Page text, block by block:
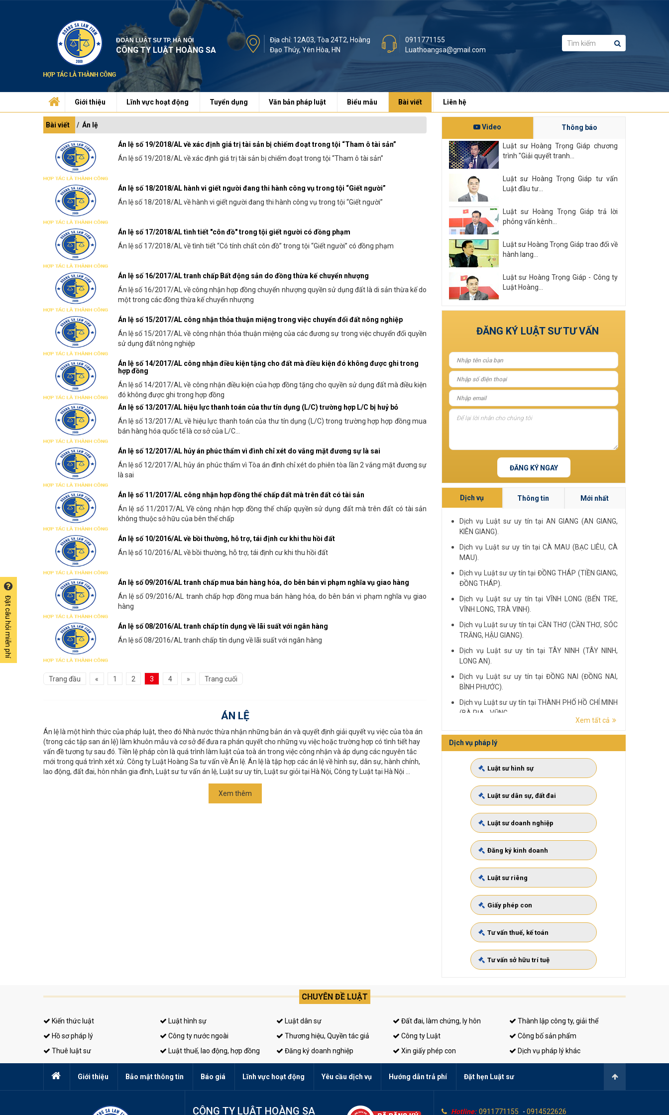
ĐOÀN LUẬT SƯ TP. HÀ NỘI
CÔNG TY LUẬT HOÀNG SA
Địa chỉ: 12A03, Tòa 24T2, Hoàng
Đạo Thúy, Yên Hòa, HN
0911771155
Luathoangsa@gmail.com
Giới thiệu Lĩnh vực hoạt động Tuyển dụng Văn bản pháp luật Biểu mẫu Bài viết Liên hệ
Bài viết Án lệ
Án lệ số 19/2018/AL về xác định giá trị tài sản bị chiếm đoạt trong tội “Tham ô tài sản”
Án lệ số 19/2018/AL về xác định giá trị tài sản bị chiếm đoạt trong tội “Tham ô tài sản”
Án lệ số 18/2018/AL hành vi giết người đang thi hành công vụ trong tội “Giết người”
Án lệ số 18/2018/AL về hành vi giết người đang thi hành công vụ trong tội “Giết người”
Án lệ số 17/2018/AL tình tiết "côn đồ" trong tội giết người có đồng phạm
Án lệ số 17/2018/AL về tình tiết “Có tính chất côn đồ” trong tội “Giết người” có đồng phạm
Án lệ số 16/2017/AL tranh chấp Bất động sản do đồng thừa kế chuyển nhượng
Án lệ số 16/2017/AL về công nhận hợp đồng chuyển nhượng quyền sử dụng đất là di sản thừa kế do
một trong các đồng thừa kế chuyển nhượng
Án lệ số 15/2017/AL công nhận thỏa thuận miệng trong việc chuyển đổi đất nông nghiệp
Án lệ số 15/2017/AL về công nhận thỏa thuận miệng của các đương sự trong việc chuyển đổi quyền
sử dụng đất nông nghiệp
Án lệ số 14/2017/AL công nhận điều kiện tặng cho đất mà điều kiện đó không được ghi trong
hợp đồng
Án lệ số 14/2017/AL về công nhận điều kiện của hợp đồng tặng cho quyền sử dụng đất mà điều kiện
đó không được ghi trong hợp đồng
Án lệ số 13/2017/AL hiệu lực thanh toán của thư tín dụng (L/C) trường hợp L/C bị huỷ bỏ
Án lệ số 13/2017/AL về hiệu lực thanh toán của thư tín dụng (L/C) trong trường hợp hợp đồng mua
bán hàng hóa quốc tế là cơ sở của L/C...
Án lệ số 12/2017/AL hủy án phúc thẩm vì đình chỉ xét do vắng mặt đương sự là sai
Án lệ số 12/2017/AL hủy án phúc thẩm vì Tòa án đình chỉ xét do phiên tòa lần 2 vắng mặt đương sự
là sai
Án lệ số 11/2017/AL công nhận hợp đồng thế chấp đất mà trên đất có tài sản
Án lệ số 11/2017/AL Về công nhận hợp đồng thế chấp quyền sử dụng đất mà trên đất có tài sản
không thuộc sở hữu của bên thế chấp
Án lệ số 10/2016/AL về bồi thường, hỗ trợ, tái định cư khi thu hồi đất
Án lệ số 10/2016/AL về bồi thường, hỗ trợ, tái định cư khi thu hồi đất
Án lệ số 09/2016/AL tranh chấp mua bán hàng hóa, do bên bán vi phạm nghĩa vụ giao hàng
Án lệ số 09/2016/AL tranh chấp hợp đồng mua bán hàng hóa, do bên bán vi phạm nghĩa vụ giao
hàng
Án lệ số 08/2016/AL tranh chấp tín dụng về lãi suất với ngân hàng
Án lệ số 08/2016/AL tranh chấp tín dụng về lãi suất với ngân hàng
Trang đầu « 1 2 3 4 » Trang cuối
ÁN LỆ
Án lệ là một hình thức của pháp luật, theo đó Nhà nước thừa nhận những bản án và quyết định giải quyết vụ việc của tòa án
(trong các tập san án lệ) làm khuôn mẫu và cơ sở để đưa ra phán quyết cho những vụ việc hoặc trường hợp có tình tiết hay
vấn đề tương tự sau đó. Tiền lệ pháp còn là quá trình làm luật của toà án trong việc công nhận và áp dụng các nguyên tắc
mới trong quá trình xét xử. Công ty Luật Hoàng Sa tư vấn về Án lệ. Án lệ là tập hợp các án lệ về hình sự, dân sự, hành chính,
lao động, đất đai, hôn nhân gia đình, Luật sư tư vấn án lệ, Luật sư uy tín, Luật sư giỏi tại Hà Nội, Công ty Luật tại Hà Nội ...
Xem thêm
Video Thông báo
Luật sư Hoàng Trọng Giáp chương
trình "Giải quyết tranh...
Luật sư Hoàng Trọng Giáp tư vấn
Luật đầu tư...
Luật sư Hoàng Trọng Giáp trả lời
phỏng vấn kênh...
Luật sư Hoàng Trọng Giáp trao đổi về
hành lang...
Luật sư Hoàng Trọng Giáp - Công ty
Luật Hoàng...
Xem tất cả
ĐĂNG KÝ LUẬT SƯ TƯ VẤN
ĐĂNG KÝ NGAY
Dịch vụ Thông tin Mới nhất
Dịch vụ Luật sư uy tín tại AN GIANG (AN GIANG,
KIÊN GIANG).
Dịch vụ Luật sư uy tín tại CÀ MAU (BẠC LIÊU, CÀ
MAU).
Dịch vụ Luật sư uy tín tại ĐỒNG THÁP (TIỀN GIANG,
ĐỒNG THÁP).
Dịch vụ Luật sư uy tín tại VĨNH LONG (BẾN TRE,
VĨNH LONG, TRÀ VINH).
Dịch vụ Luật sư uy tín tại CẦN THƠ (CẦN THƠ, SÓC
TRĂNG, HẬU GIANG).
Dịch vụ Luật sư uy tín tại TÂY NINH (TÂY NINH,
LONG AN).
Dịch vụ Luật sư uy tín tại ĐỒNG NAI (ĐỒNG NAI,
BÌNH PHƯỚC).
Dịch vụ Luật sư uy tín tại THÀNH PHỐ HỒ CHÍ MINH
(BÀ RỊA - VŨNG...
YÊN).
ĐẮK NÔNG, BÌNH THUẬN).
Xem tất cả
Dịch vụ pháp lý
Luật sư hình sự
Luật sư dân sự, đất đai
Luật sư doanh nghiệp
Đăng ký kinh doanh
Luật sư riêng
Giấy phép con
Tư vấn thuế, kế toán
Tư vấn sở hữu trí tuệ
CHUYÊN ĐỀ LUẬT
Kiến thức luật Luật hình sự Luật dân sự Đất đai, làm chứng, ly hôn
Thành lập công ty, giải thể
Hồ sơ pháp lý
Công ty nước ngoài Thương hiệu, Quyền tác giả Công ty Luật
Công bố sản phẩm
Thuê luật sư
Luật thuế, lao động, hợp đồng Đăng ký doanh nghiệp Xin giấy phép con Dịch vụ pháp lý khác
Đặt câu hỏi miễn phí
Giới thiệu Bảo mật thông tin Báo giá Lĩnh vực hoạt động Yêu cầu dịch vụ Hướng dẫn trả phí Đặt hẹn Luật sư
CÔNG TY LUẬT HOÀNG SA Hotline: 0911771155 - 0914522626